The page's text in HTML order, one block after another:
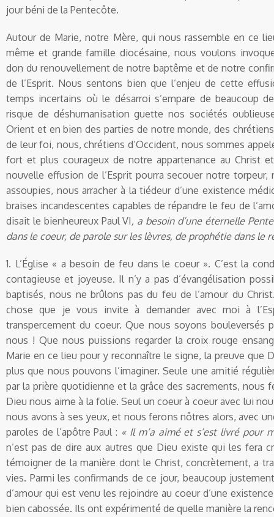
jour béni de la Pentecôte.
Autour de Marie, notre Mère, qui nous rassemble en ce
même et grande famille diocésaine, nous voulons
don du renouvellement de notre baptême et de notre
de l’Esprit. Nous sentons bien que l’enjeu de cette
temps incertains où le désarroi s’empare de beaucoup
risque de déshumanisation guette nos sociétés
Orient et en bien des parties de notre monde, des
de leur foi, nous, chrétiens d’Occident, nous sommes
fort et plus courageux de notre appartenance au Christ
nouvelle effusion de l’Esprit pourra secouer notre torpeur,
assoupies, nous arracher à la tiédeur d’une existence
braises incandescentes capables de répandre le feu de
disait le bienheureux Paul VI, a besoin d’une éternelle
dans le coeur, de parole sur les lèvres, de prophétie dans le
1. L’Église « a besoin de feu dans le coeur ». C’est la
contagieuse et joyeuse. Il n’y a pas d’évangélisation
baptisés, nous ne brûlons pas du feu de l’amour du
chose que je vous invite à demander avec moi à
transpercement du coeur. Que nous soyons bouleversés
nous ! Que nous puissions regarder la croix rouge
Marie en ce lieu pour y reconnaître le signe, la preuve que
plus que nous pouvons l’imaginer. Seule une amitié
par la prière quotidienne et la grâce des sacrements, nous
Dieu nous aime à la folie. Seul un coeur à coeur avec lui
nous avons à ses yeux, et nous ferons nôtres alors, avec
paroles de l’apôtre Paul : « Il m’a aimé et s’est livré pour
n’est pas de dire aux autres que Dieu existe qui les fera
témoigner de la manière dont le Christ, concrètement, a
vies. Parmi les confirmands de ce jour, beaucoup
d’amour qui est venu les rejoindre au coeur d’une
bien cabossée. Ils ont expérimenté de quelle manière la